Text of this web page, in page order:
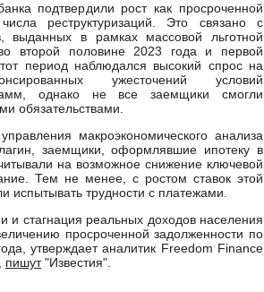
подтвердили рост как просроченной
реструктуризаций. Это связано с
выданных в рамках массовой льготной
второй половине 2023 года и первой
период наблюдался высокий спрос на
ужесточений условий
однако не все заемщики смогли
обязательствами.
макроэкономического анализа
заемщики, оформлявшие ипотеку в
на возможное снижение ключевой
Тем не менее, с ростом ставок этой
испытывать трудности с платежами.
стагнация реальных доходов населения
просроченной задолженности по
утверждает аналитик Freedom Finance
пишут"Известия".